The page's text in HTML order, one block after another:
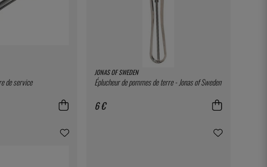
de service
JONAS OF SWEDEN
Éplucheur de pommes de terre - Jonas of Sweden
6 €